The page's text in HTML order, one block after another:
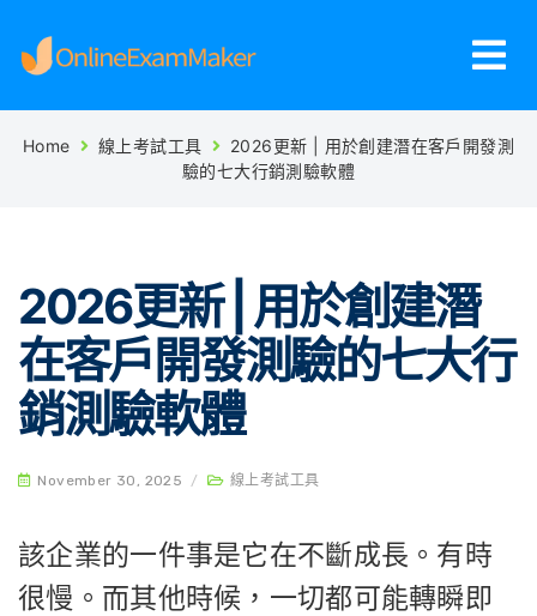
Home 線上考試工具
2026更新 | 用於創建潛在客戶開發測
驗的七大行銷測驗軟體
2026更新 | 用於創建潛
在客戶開發測驗的七大行
銷測驗軟體
November 30, 2025 / 線上考試工具
該企業的一件事是它在不斷成長。有時
很慢。而其他時候，一切都可能轉瞬即